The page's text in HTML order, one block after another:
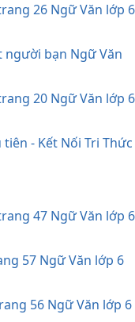
26 Ngữ Văn lớp 6
người bạn Ngữ Văn
20 Ngữ Văn lớp 6
- Kết Nối Tri Thức
47 Ngữ Văn lớp 6
57 Ngữ Văn lớp 6
56 Ngữ Văn lớp 6